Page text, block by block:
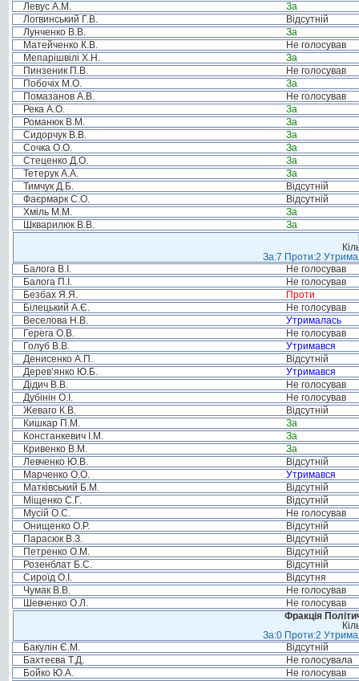
Левус А.М.
За
Логвинський Г.В.
Відсутній
Лунченко В.В.
За
Матейченко К.В.
Не голосував
Мепарішвілі Х.Н.
За
Пинзеник П.В.
Не голосував
Побочіх М.О.
За
Помазанов А.В.
Не голосував
Река А.О.
За
Романюк В.М.
За
Сидорчук В.В.
За
Сочка О.О.
За
Стеценко Д.О.
За
Тетерук А.А.
За
Тимчук Д.Б.
Відсутній
Фаєрмарк С.О.
Відсутній
Хміль М.М.
За
Шкварилюк В.В.
За
За:7 Проти:2
Балога В.І.
Не голосував
Балога П.І.
Не голосував
Безбах Я.Я.
Проти
Білецький А.Є.
Не голосував
Веселова Н.В.
Утрималась
Герега О.В.
Не голосував
Голуб В.В.
Утримався
Денисенко А.П.
Відсутній
Дерев’янко Ю.Б.
Утримався
Дідич В.В.
Не голосував
Дубінін О.І.
Не голосував
Жеваго К.В.
Відсутній
Кишкар П.М.
За
Констанкевич І.М.
За
Кривенко В.М.
За
Левченко Ю.В.
Відсутній
Марченко О.О.
Утримався
Матківський Б.М.
Відсутній
Міщенко С.Г.
Відсутній
Мусій О.С.
Не голосував
Онищенко О.Р.
Відсутній
Парасюк В.З.
Відсутній
Петренко О.М.
Відсутній
Розенблат Б.С.
Відсутній
Сироїд О.І.
Відсутня
Чумак В.В.
Не голосував
Шевченко О.Л.
Не голосував
Фракція
За:0 Проти:2
Бакулін Є.М.
Відсутній
Бахтеєва Т.Д.
Не голосувала
Бойко Ю.А.
Не голосував